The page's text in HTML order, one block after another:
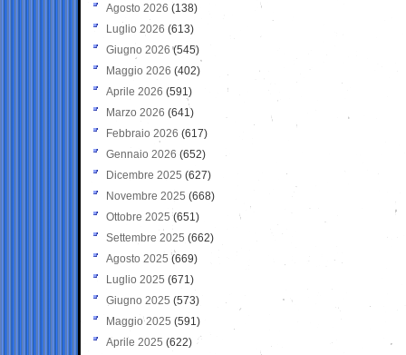
Agosto 2026 (138)
Luglio 2026 (613)
Giugno 2026 (545)
Maggio 2026 (402)
Aprile 2026 (591)
Marzo 2026 (641)
Febbraio 2026 (617)
Gennaio 2026 (652)
Dicembre 2025 (627)
Novembre 2025 (668)
Ottobre 2025 (651)
Settembre 2025 (662)
Agosto 2025 (669)
Luglio 2025 (671)
Giugno 2025 (573)
Maggio 2025 (591)
Aprile 2025 (622)